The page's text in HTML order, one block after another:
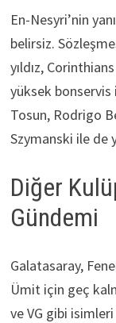
En-Nesyri’nin
belirsiz.
yıldız,
yüksek bonservis
Tosun, Rodrigo
Szymanski ile de
Diğer
Gündemi
Galatasaray,
Ümit için geç
ve VG gibi